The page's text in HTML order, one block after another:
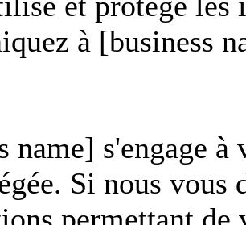
à [business
name] s'engage
Si nous vous